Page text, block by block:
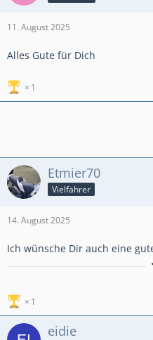
11. August 2025
Alles Gute für Dich
1
Etmier70
Vielfahrer
14. August 2025
Ich wünsche Dir auch eine
Ruhrgebiet. Es gibt
1
eidie